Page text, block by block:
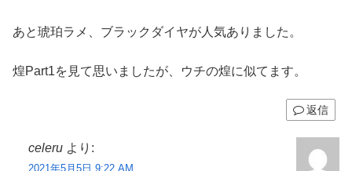
あと琥珀ラメ、ブラックダイヤが人気ありました。
煌Part1を見て思いましたが、ウチの煌に似てます。
返信
celeru より:
2021年5月5日 9:22 AM